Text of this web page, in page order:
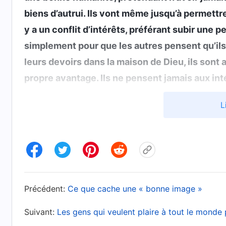
biens d’autrui. Ils vont même jusqu’à
y a un conflit d’intérêts, préférant subir une
simplement pour que les autres pensent
leurs devoirs dans la maison de Dieu, ils
propre avantage. Ils ne pensent jamais aux
et ne mettent jamais de côté leurs propres
dénoncent pas ; ils n’ont absolument aucun
humanité»
(« Offre à Dieu un cœur vrai, et tu
des derniers jours). Les paroles de Dieu
personne ne prend pas le chemin de la
autres. Elle ne cherche pas non plus une
Précédent: Ce que cache une « bonne image »
Suivant: Les gens qui veulent plaire à tout le